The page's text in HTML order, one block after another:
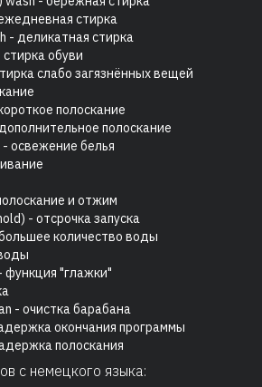
стирка
- деликатная стирка
обуви
слабо загязнённых вещей
полоскание
полоскание
освежение белья
и отжим
- отсрочка запуска
количество воды
функция "глажки"
- очистка барабана
окончания программы
полоскания
с немецкого языка: